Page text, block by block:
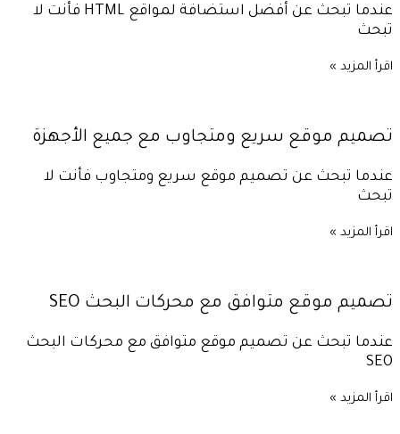
عندما تبحث عن أفضل استضافة لمواقع HTML فأنت لا
تبحث
اقرأ المزيد »
تصميم موقع سريع ومتجاوب مع جميع الأجهزة
عندما تبحث عن تصميم موقع سريع ومتجاوب فأنت لا
تبحث
اقرأ المزيد »
تصميم موقع متوافق مع محركات البحث SEO
عندما تبحث عن تصميم موقع متوافق مع محركات البحث
SEO
اقرأ المزيد »